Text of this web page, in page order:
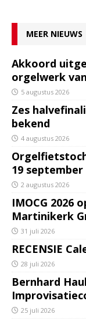
MEER NIEUWS
Akkoord
orgelwerk
5 augustus 2026
Zes
bekend
4 augustus 2026
19 september
2 augustus 2026
IMOCG 2026
Martinikerk
31 juli 2026
RECENSIE
28 juli 2026
Bernhard
25 juli 2026